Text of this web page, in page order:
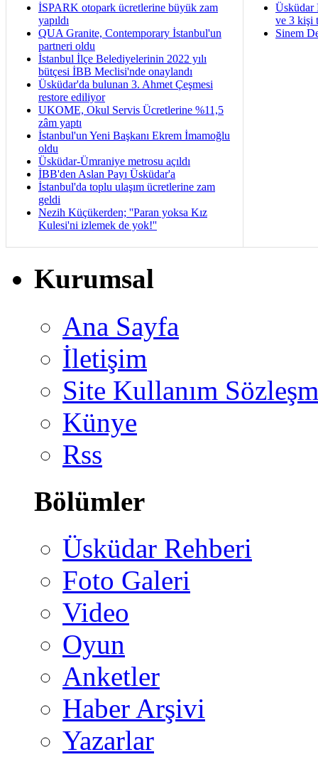
İSPARK otopark ücretlerine büyük zam
yapıldı
QUA Granite, Contemporary İstanbul'un
partneri oldu
İstanbul İlçe Belediyelerinin 2022 yılı
bütçesi İBB Meclisi'nde onaylandı
Üsküdar'da bulunan 3. Ahmet Çeşmesi
restore ediliyor
UKOME, Okul Servis Ücretlerine %11,5
zâm yaptı
İstanbul'un Yeni Başkanı Ekrem İmamoğlu
oldu
Üsküdar-Ümraniye metrosu açıldı
İBB'den Aslan Payı Üsküdar'a
İstanbul'da toplu ulaşım ücretlerine zam
geldi
Nezih Küçükerden; ''Paran yoksa Kız
Kulesi'ni izlemek de yok!''
Üsküdar
ve 3 kişi
Sinem
Kurumsal
Ana Sayfa
İletişim
Site Kullanım
Künye
Rss
Bölümler
Üsküdar Rehberi
Foto Galeri
Video
Oyun
Anketler
Haber Arşivi
Yazarlar